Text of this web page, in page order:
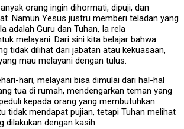
orang ingin dihormati, dipuji, dan
Namun Yesus justru memberi teladan yang
adalah Guru dan Tuhan, Ia rela
melayani. Dari sini kita belajar bahwa
tidak dilihat dari jabatan atau kekuasaan,
mau melayani dengan tulus.
hari, melayani bisa dimulai dari hal-hal
tua di rumah, mendengarkan teman yang
kepada orang yang membutuhkan.
tidak mendapat pujian, tetapi Tuhan melihat
dilakukan dengan kasih.